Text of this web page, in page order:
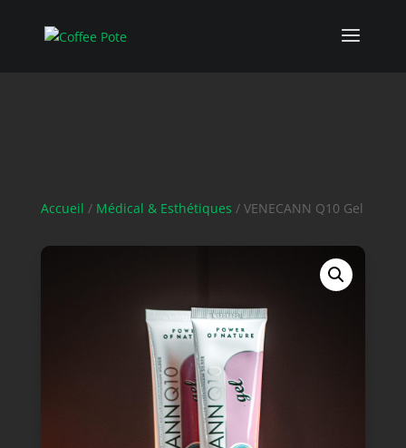
Accueil / Médical & Esthétiques / VENECANN Q10 Gel